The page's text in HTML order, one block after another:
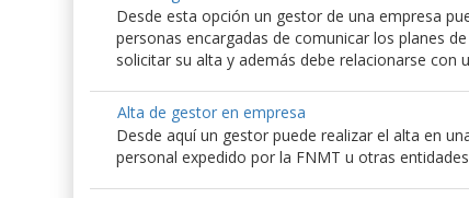
Desde esta opción un gestor de una empresa
personas encargadas de comunicar los planes
solicitar su alta y además debe relacionarse con
Alta de gestor en empresa
Desde aquí un gestor puede realizar el alta en
personal expedido por la FNMT u otras